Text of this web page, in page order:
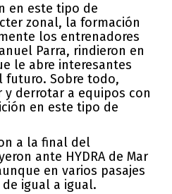
en este tipo de
zonal, la formación
los entrenadores
Parra, rindieron en
le abre interesantes
futuro. Sobre todo,
derrotar a equipos con
en este tipo de
a la final del
ante HYDRA de Mar
en varios pasajes
igual a igual.